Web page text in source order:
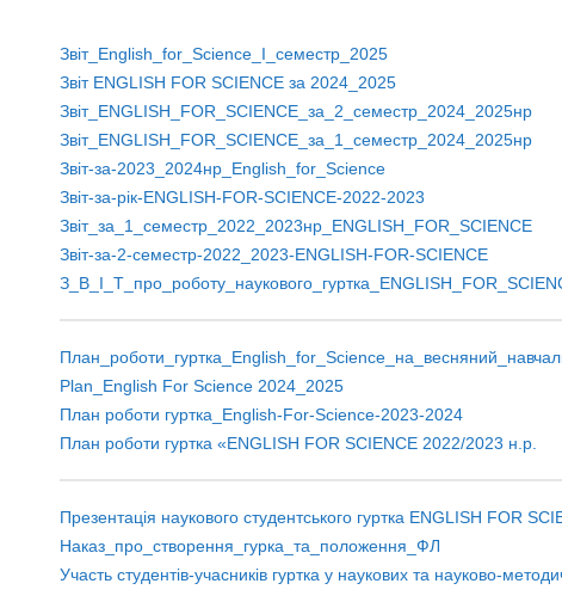
Звіт_English_for_Science_І_семестр_2025
Звіт ENGLISH FOR SCIENCE за 2024_2025
Звіт_ENGLISH_FOR_SCIENCE_за_2_семестр_2024_2025нр
Звіт_ENGLISH_FOR_SCIENCE_за_1_семестр_2024_2025нр
Звіт-за-2023_2024нр_English_for_Science
Звіт-за-рік-ENGLISH-FOR-SCIENCE-2022-2023
Звіт_за_1_семестр_2022_2023нр_ENGLISH_FOR_SCIENCE
Звіт-за-2-семестр-2022_2023-ENGLISH-FOR-SCIENCE
Plan_English For Science 2024_2025
План роботи гуртка_English-For-Science-2023-2024
План роботи гуртка «ENGLISH FOR SCIENCE 2022/2023 н.р.
Презентація наукового студентського гуртка ENGLISH FOR
Наказ_про_створення_гурка_та_положення_ФЛ
Участь студентів-учасників гуртка у наукових та науково-